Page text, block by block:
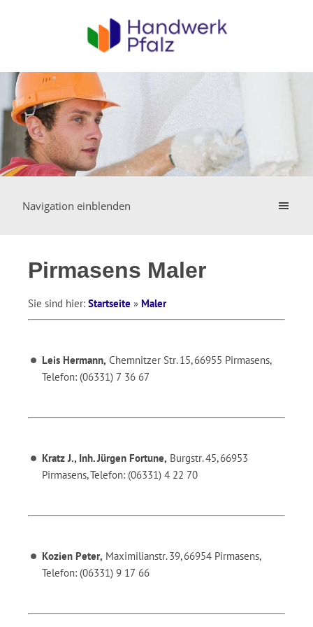
Navigation einblenden
Pirmasens Maler
Sie sind hier: Startseite » Maler
Leis Hermann, Chemnitzer Str. 15, 66955 Pirmasens,
Telefon: (06331) 7 36 67
Kratz J., Inh. Jürgen Fortune, Burgstr. 45, 66953
Pirmasens, Telefon: (06331) 4 22 70
Kozien Peter, Maximilianstr. 39, 66954 Pirmasens,
Telefon: (06331) 9 17 66